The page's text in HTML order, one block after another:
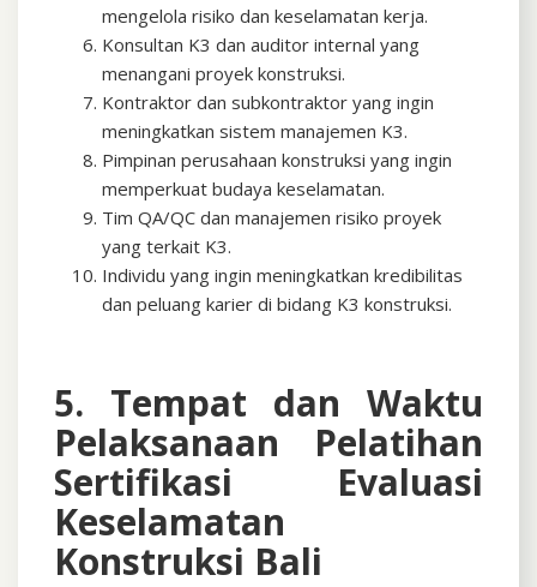
mengelola risiko dan keselamatan kerja.
Konsultan K3 dan auditor internal yang
menangani proyek konstruksi.
Kontraktor dan subkontraktor yang ingin
meningkatkan sistem manajemen K3.
Pimpinan perusahaan konstruksi yang ingin
memperkuat budaya keselamatan.
Tim QA/QC dan manajemen risiko proyek
yang terkait K3.
Individu yang ingin meningkatkan kredibilitas
dan peluang karier di bidang K3 konstruksi.
5. Tempat dan Waktu
Pelaksanaan Pelatihan
Sertifikasi Evaluasi
Keselamatan
Konstruksi Bali